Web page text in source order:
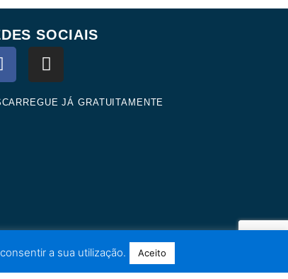
SOCIAIS
I
n
s
t
JÁ GRATUITAMENTE
a sua utilização. Aceito